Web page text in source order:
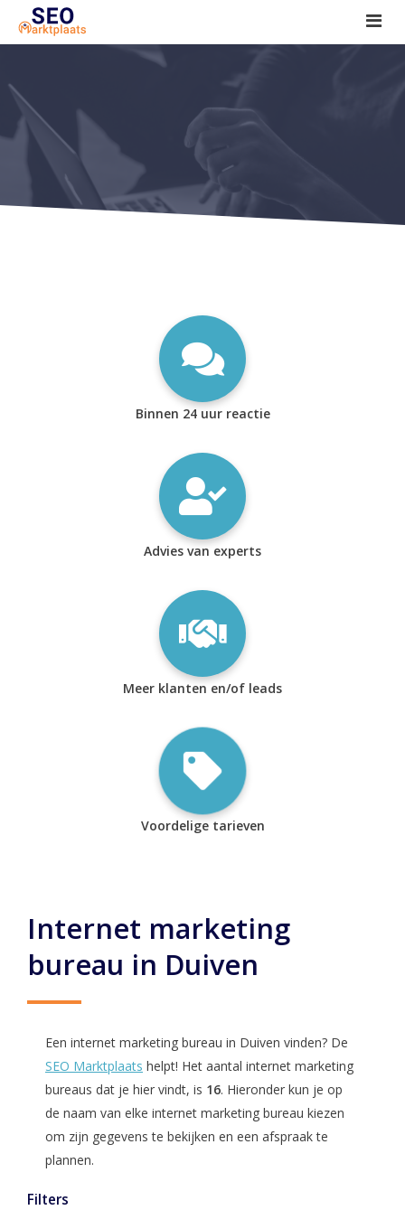
SEO tools reviews
Marketeer bij jou in de buurt?
Offerte
1. Seo voor beginners +
2. Onderzoeken +
Binnen 24 uur reactie
Advies van experts
Meer klanten en/of leads
Voordelige tarieven
Internet marketing
bureau in Duiven
Een internet marketing bureau in Duiven vinden? De
SEO Marktplaats helpt! Het aantal internet marketing
bureaus dat je hier vindt, is 16. Hieronder kun je op
de naam van elke internet marketing bureau kiezen
om zijn gegevens te bekijken en een afspraak te
plannen.
Filters